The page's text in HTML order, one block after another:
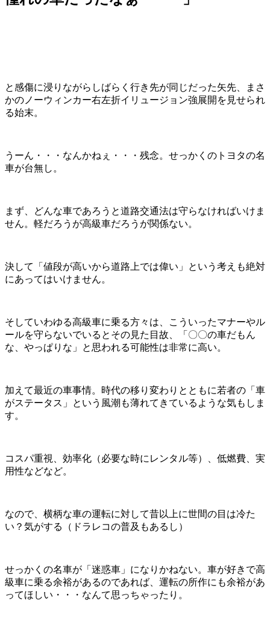
と感傷に浸りながらしばらく行き先が同じだった矢先、まさ
かのノーウィンカー右左折イリュージョン強展開を見せられ
る始末。
うーん・・・なんかねぇ・・・残念。せっかくのトヨタの名
車が台無し。
まず、どんな車であろうと道路交通法は守らなければいけま
せん。軽だろうが高級車だろうが関係ない。
決して「値段が高いから道路上では偉い」という考えも絶対
にあってはいけません。
そしていわゆる高級車に乗る方々は、こういったマナーやル
ールを守らないでいるとその見た目故、「〇〇の車だもん
な、やっぱりな」と思われる可能性は非常に高い。
加えて最近の車事情。時代の移り変わりとともに若者の「車
がステータス」という風潮も薄れてきているような気もしま
す。
コスパ重視、効率化（必要な時にレンタル等）、低燃費、実
用性などなど。
なので、横柄な車の運転に対して昔以上に世間の目は冷た
い？気がする（ドラレコの普及もあるし）
せっかくの名車が「迷惑車」になりかねない。車が好きで高
級車に乗る余裕があるのであれば、運転の所作にも余裕があ
ってほしい・・・なんて思っちゃったり。